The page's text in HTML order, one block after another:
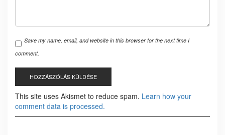
Save my name, email, and website in this browser for the next time I
comment.
This site uses Akismet to reduce spam. Learn how your
comment data is processed.